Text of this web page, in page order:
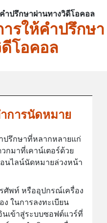
ำปรึกษาผ่านทางวิดีโอคอล
รให้คำปรึกษา
โอคอล
การนัดหมาย
ปรึกษาที่หลากหลายแก่
กมาที่เคาน์เตอร์ด้วย
นไลน์นัดหมายล่วงหน้า
ศัพท์ หรืออุปกรณ์เครื่อง
ในการลงทะเบียน
เข้าสู่ระบบซอฟต์แวร์ที่